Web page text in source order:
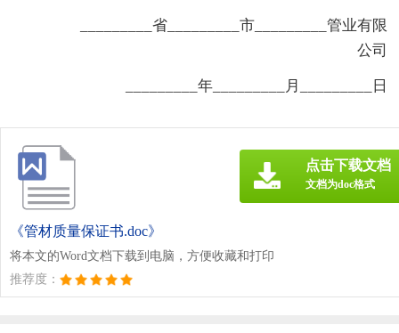
_________省_________市_________管业有限
公司
_________年_________月_________日
《管材质量保证书.doc》
将本文的Word文档下载到电脑，方便收藏和打印
推荐度：
点击下载文档
文档为doc格式